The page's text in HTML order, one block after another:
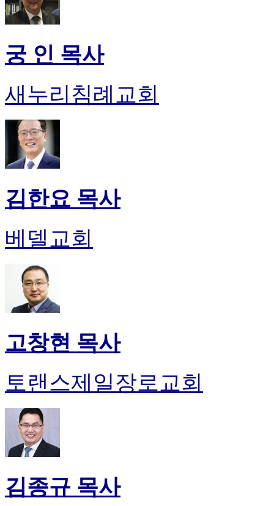
궁 인 목사
새누리침례교회
김한요 목사
베델교회
고창현 목사
토랜스제일장로교회
김종규 목사